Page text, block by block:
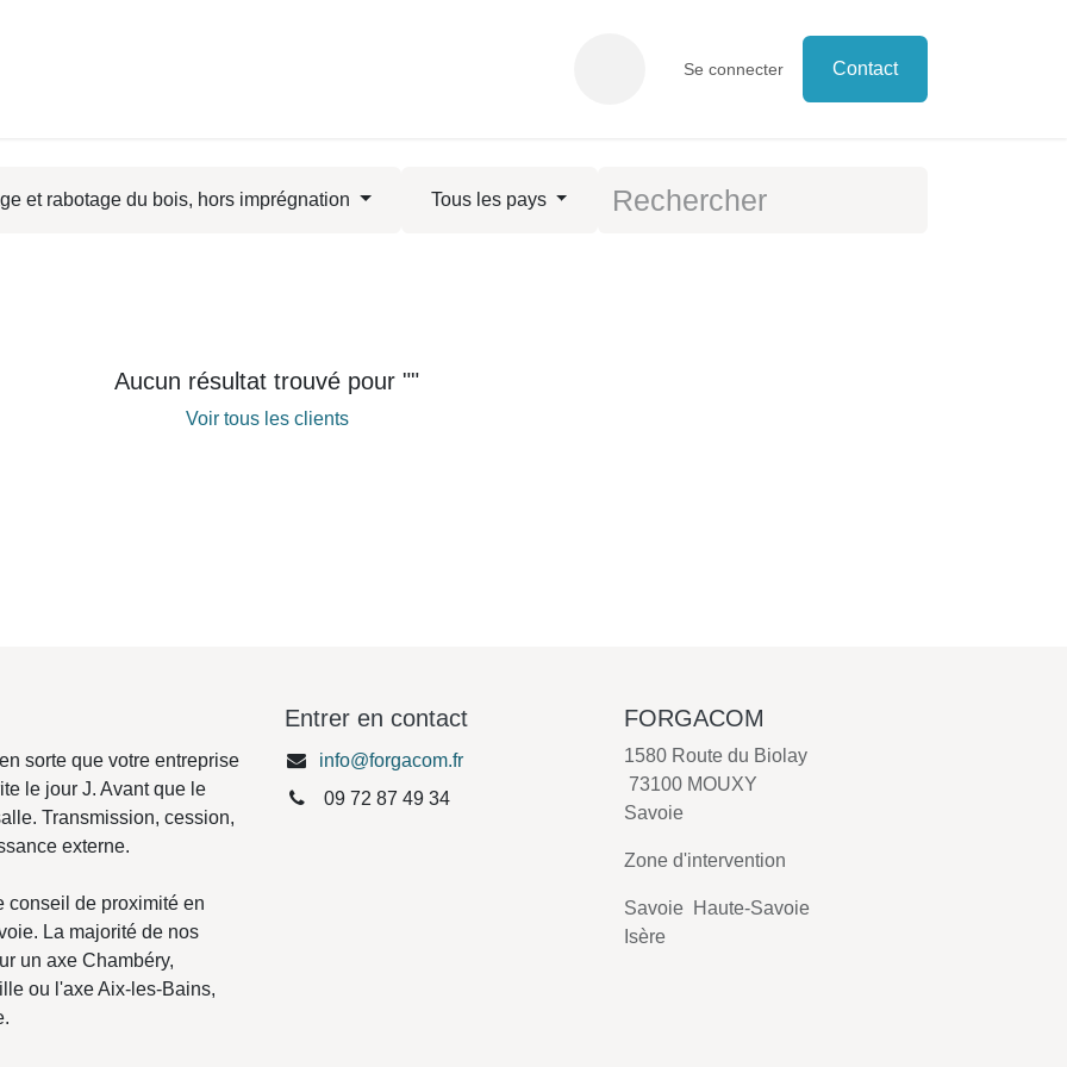
Se connecter Contact
et rabotage du bois, hors imprégnation Tous les pays
Aucun résultat trouvé pour ""
Voir tous les clients
sorte que votre entreprise
le jour J. Avant que le M&A
cession, levée
externe.
conseil de proximité en
La majorité de nos
un axe Chambéry,
ou l'axe Aix-les-Bains,
Entrer en contact
info@forgacom.fr
09 72 87 49 34
FORGACOM
1580 Route du Biolay
73100 MOUXY
Savoie
Zone d'intervention
Savoie Haute-Savoie
Isère